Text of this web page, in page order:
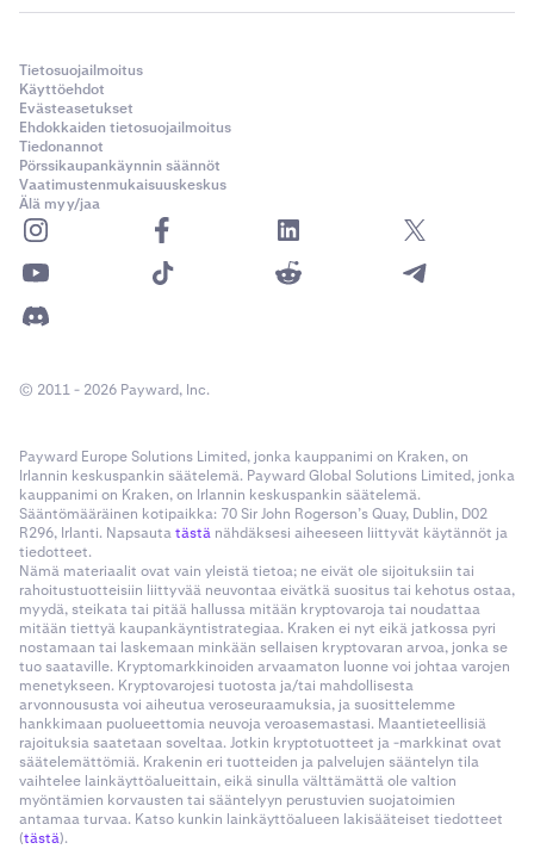
Tietosuojailmoitus
Käyttöehdot
Evästeasetukset
Ehdokkaiden tietosuojailmoitus
Tiedonannot
Pörssikaupankäynnin säännöt
Vaatimustenmukaisuuskeskus
Älä myy/jaa
© 2011 - 2026 Payward, Inc.
Payward Europe Solutions Limited, jonka kauppanimi on Kraken, on
Irlannin keskuspankin säätelemä. Payward Global Solutions Limited, jonka
kauppanimi on Kraken, on Irlannin keskuspankin säätelemä.
Sääntömääräinen kotipaikka: 70 Sir John Rogerson’s Quay, Dublin, D02
R296, Irlanti. Napsautatästä nähdäksesi aiheeseen liittyvät käytännöt ja
tiedotteet.
Nämä materiaalit ovat vain yleistä tietoa; ne eivät ole sijoituksiin tai
rahoitustuotteisiin liittyvää neuvontaa eivätkä suositus tai kehotus ostaa,
myydä, steikata tai pitää hallussa mitään kryptovaroja tai noudattaa
mitään tiettyä kaupankäyntistrategiaa. Kraken ei nyt eikä jatkossa pyri
nostamaan tai laskemaan minkään sellaisen kryptovaran arvoa, jonka se
tuo saataville. Kryptomarkkinoiden arvaamaton luonne voi johtaa varojen
menetykseen. Kryptovarojesi tuotosta ja/tai mahdollisesta
arvonnoususta voi aiheutua veroseuraamuksia, ja suosittelemme
hankkimaan puolueettomia neuvoja veroasemastasi. Maantieteellisiä
rajoituksia saatetaan soveltaa. Jotkin kryptotuotteet ja -markkinat ovat
säätelemättömiä. Krakenin eri tuotteiden ja palvelujen sääntelyn tila
vaihtelee lainkäyttöalueittain, eikä sinulla välttämättä ole valtion
myöntämien korvausten tai sääntelyyn perustuvien suojatoimien
antamaa turvaa. Katso kunkin lainkäyttöalueen lakisääteiset tiedotteet
(tästä).